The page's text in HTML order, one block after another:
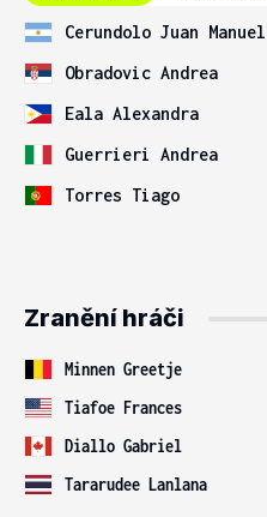
Cerundolo Juan Manuel
Obradovic Andrea
Eala Alexandra
Guerrieri Andrea
Torres Tiago
Zranění hráči
Minnen Greetje
Tiafoe Frances
Diallo Gabriel
Tararudee Lanlana